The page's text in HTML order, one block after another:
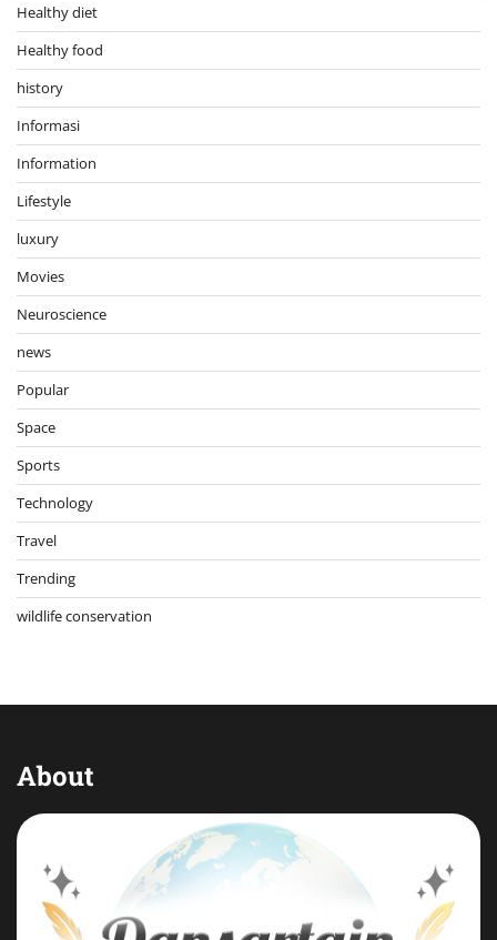
Healthy diet
Healthy food
history
Informasi
Information
Lifestyle
luxury
Movies
Neuroscience
news
Popular
Space
Sports
Technology
Travel
Trending
wildlife conservation
About